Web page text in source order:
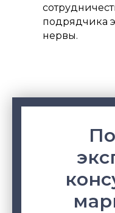
подрядчика
нервы.